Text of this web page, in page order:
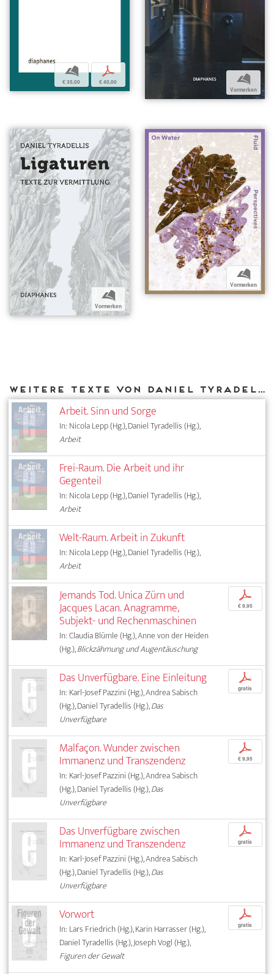
b
€ 35,00
p
€ 40,00 b
Vormerken
b
Vormerken
b
Vormerken
Weitere Texte von Daniel Tyradellis bei DIAPHANES
Arbeit. Sinn und Sorge
In: Nicola Lepp (Hg.), Daniel Tyradellis (Hg.),
Arbeit
Frei-Raum. Die Arbeit und ihr
Gegenteil
In: Nicola Lepp (Hg.), Daniel Tyradellis (Hg.),
Arbeit
Welt-Raum. Arbeit in Zukunft
In: Nicola Lepp (Hg.), Daniel Tyradellis (Hg.),
Arbeit
Jemands Tod. Unica Zürn und
Jacques Lacan. Anagramme,
Subjekt- und Rechenmaschinen
In: Claudia Blümle (Hg.), Anne von der Heiden
(Hg.),Blickzähmung und Augentäuschung
p
€ 9,95
Das Unverfügbare. Eine Einleitung
In: Karl-Josef Pazzini (Hg.), Andrea Sabisch
(Hg.), Daniel Tyradellis (Hg.),Das
Unverfügbare
p
gratis
Malfaçon. Wunder zwischen
Immanenz und Transzendenz
In: Karl-Josef Pazzini (Hg.), Andrea Sabisch
(Hg.), Daniel Tyradellis (Hg.),Das
Unverfügbare
p
€ 9,95
Das Unverfügbare zwischen
Immanenz und Transzendenz
In: Karl-Josef Pazzini (Hg.), Andrea Sabisch
(Hg.), Daniel Tyradellis (Hg.),Das
Unverfügbare
p
gratis
Vorwort
In: Lars Friedrich (Hg.), Karin Harrasser (Hg.),
Daniel Tyradellis (Hg.), Joseph Vogl (Hg.),
Figuren der Gewalt
p
gratis